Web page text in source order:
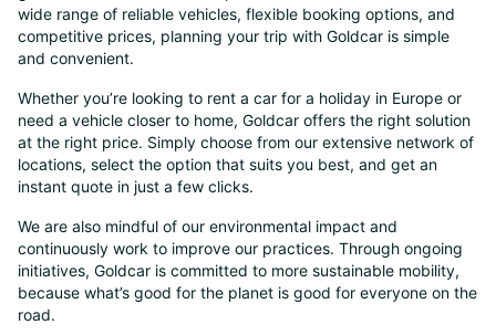
8
wide range of reliable vehicles, flexible booking options, and
competitive prices, planning your trip with Goldcar is simple
and convenient.
Whether you’re looking to rent a car for a holiday in Europe or
need a vehicle closer to home, Goldcar offers the right solution
at the right price. Simply choose from our extensive network of
locations, select the option that suits you best, and get an
instant quote in just a few clicks.
We are also mindful of our environmental impact and
continuously work to improve our practices. Through ongoing
initiatives, Goldcar is committed to more sustainable mobility,
because what’s good for the planet is good for everyone on the
road.